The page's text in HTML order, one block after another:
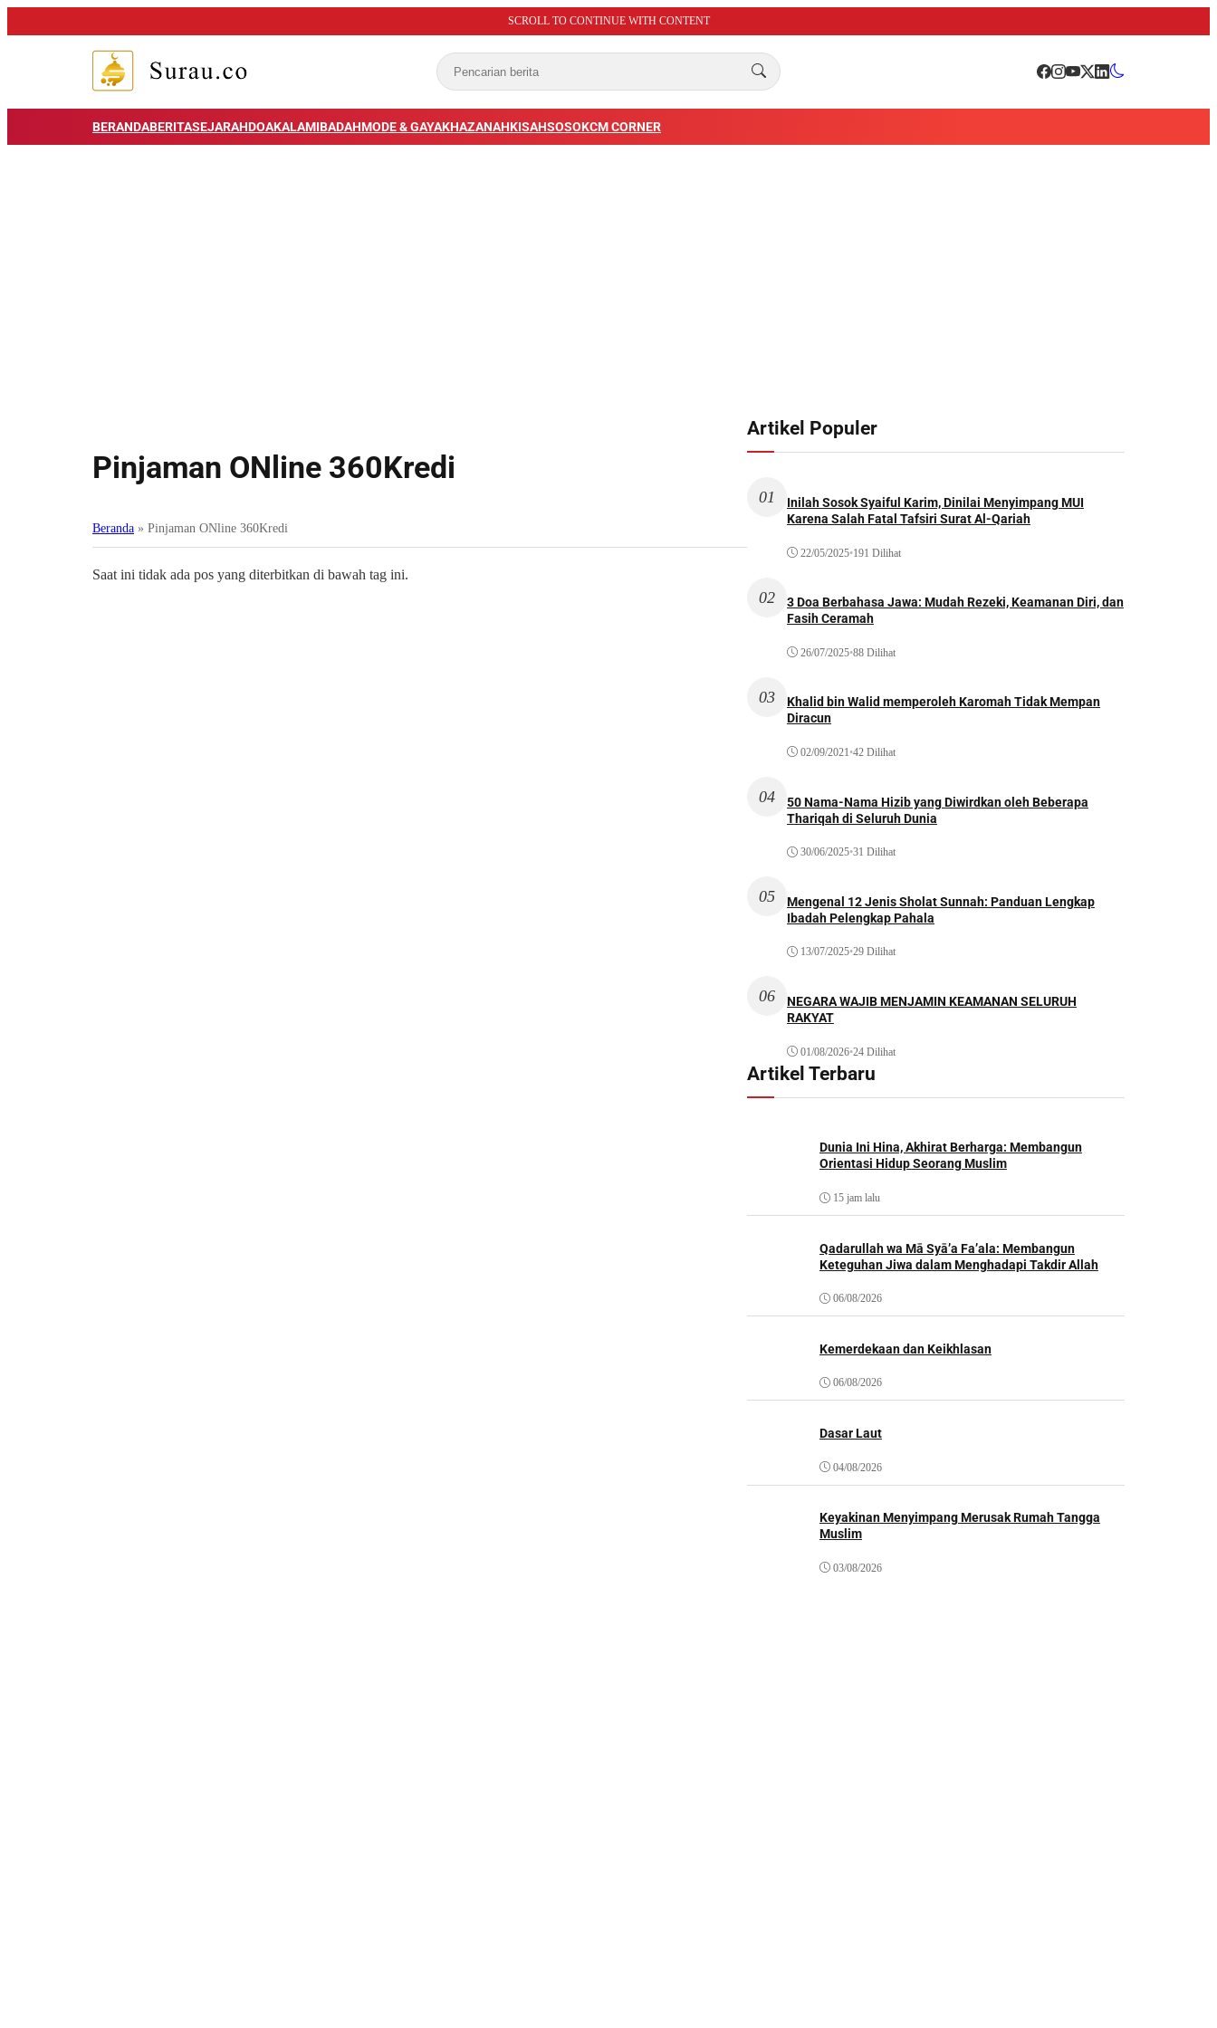
SCROLL TO CONTINUE WITH CONTENT
BERANDABERITASEJARAHDOAKALAMIBADAHMODE & GAYAKHAZANAHKISAHSOSOKCM CORNER
Pinjaman ONline 360Kredi
Beranda » Pinjaman ONline 360Kredi
Saat ini tidak ada pos yang diterbitkan di bawah tag ini.
Artikel Populer
01
Inilah Sosok Syaiful Karim, Dinilai Menyimpang MUI
Karena Salah Fatal Tafsiri Surat Al-Qariah
22/05/2025•191 Dilihat
02
3 Doa Berbahasa Jawa: Mudah Rezeki, Keamanan Diri, dan
Fasih Ceramah
26/07/2025•88 Dilihat
03
Khalid bin Walid memperoleh Karomah Tidak Mempan
Diracun
02/09/2021•42 Dilihat
04
50 Nama-Nama Hizib yang Diwirdkan oleh Beberapa
Thariqah di Seluruh Dunia
30/06/2025•31 Dilihat
05
Mengenal 12 Jenis Sholat Sunnah: Panduan Lengkap
Ibadah Pelengkap Pahala
13/07/2025•29 Dilihat
06
NEGARA WAJIB MENJAMIN KEAMANAN SELURUH
RAKYAT
01/08/2026•24 Dilihat
Artikel Terbaru
Dunia Ini Hina, Akhirat Berharga: Membangun
Orientasi Hidup Seorang Muslim
15 jam lalu
Qadarullah wa Mā Syā’a Fa’ala: Membangun
Keteguhan Jiwa dalam Menghadapi Takdir Allah
06/08/2026
Kemerdekaan dan Keikhlasan
06/08/2026
Dasar Laut
04/08/2026
Keyakinan Menyimpang Merusak Rumah Tangga
Muslim
03/08/2026